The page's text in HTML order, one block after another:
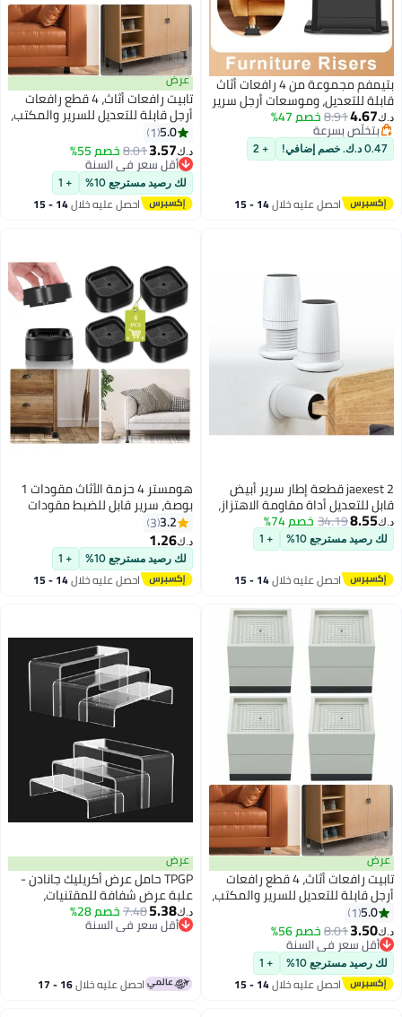
بتيمفم مجموعة من 4 رافعات أثاث
قابلة للتعديل، وموسعات أرجل سرير
وكراسي شديدة التحمل، ورافعات
مربعة قابلة للتكديس للطاولات
والأرائك والمكاتب والخزائن والأسرة
(1 بوصة * مجموعة من 4 قطع)
د.ك‏4.67
8.91خصم 47%
بتخلّص بسرعة
بتخلّص بسرعة
0.47 د.ك. خصم إضافي! + 2
احصل عليه خلال 14 - 15
عرض
تابيت رافعات أثاث، 4 قطع رافعات
أرجل قابلة للتعديل للسرير والمكتب،
ارتفاع 2.95 بوصة للتخزين أسفل
السرير، رافعات مربعة قابلة
للتكديس للأرائك والخزائن وغرف
الطلاب
5.0
1
د.ك‏3.57
8.01خصم 55%
أقل سعر في السنة
أقل سعر في السنة
لك رصيد مسترجع 10% + 1
احصل عليه خلال 14 - 15
jaexest 2 قطعة إطار سرير أبيض
قابل للتعديل أداة مقاومة الاهتزاز،
مانعات لوح الرأس 2.9-4.9 بوصة
لسرير الحائط وطاولة جانبية للأثاث
منظم
د.ك‏8.55
34.19خصم 74%
لك رصيد مسترجع 10% + 1
احصل عليه خلال 14 - 15
هومستر 4 حزمة الأثاث مقودات 1
بوصة، سرير قابل للضبط مقودات
الخدمة الثقيلة لمكتب الطاولة
كرسي الأريكة أرائك كابينة بينة
السيقان مهبط، مربع قابل للتجميع
أسود
3.2
3
د.ك‏1.26
لك رصيد مسترجع 10% + 1
احصل عليه خلال 14 - 15
عرض
تابيت رافعات أثاث، 4 قطع رافعات
أرجل قابلة للتعديل للسرير والمكتب،
ارتفاع 2.96 بوصة للتخزين أسفل
السرير، رافعات مربعة قابلة
للتكديس للأرائك والخزائن وغرف
الطلاب
5.0
1
د.ك‏3.50
8.01خصم 56%
أقل سعر في السنة
أقل سعر في السنة
لك رصيد مسترجع 10% + 1
احصل عليه خلال 14 - 15
عرض
TPGP حامل عرض أكريليك جانادن -
علبة عرض شفافة للمقتنيات،
الكعك، والمجوهرات (عبوة من 6)
د.ك‏5.38
7.48خصم 28%
أقل سعر في السنة
أقل سعر في السنة
احصل عليه خلال 16 - 17